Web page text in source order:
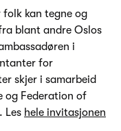
kan tegne og
blant andre Oslos
i
for
skjer i samarbeid
og Federation of
Les hele invitasjonen